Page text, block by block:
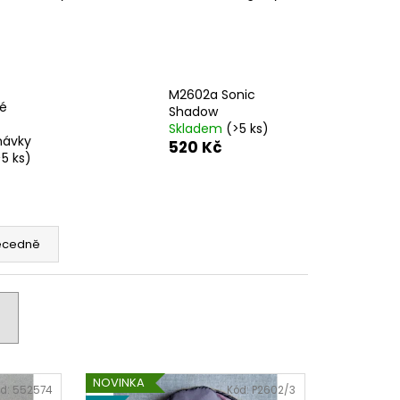
ks)
M2602a Sonic
Shadow
Skladem (>5 ks)
520 Kč
552574
NOVINKA
Kód:P2602/3
KOLEKCE